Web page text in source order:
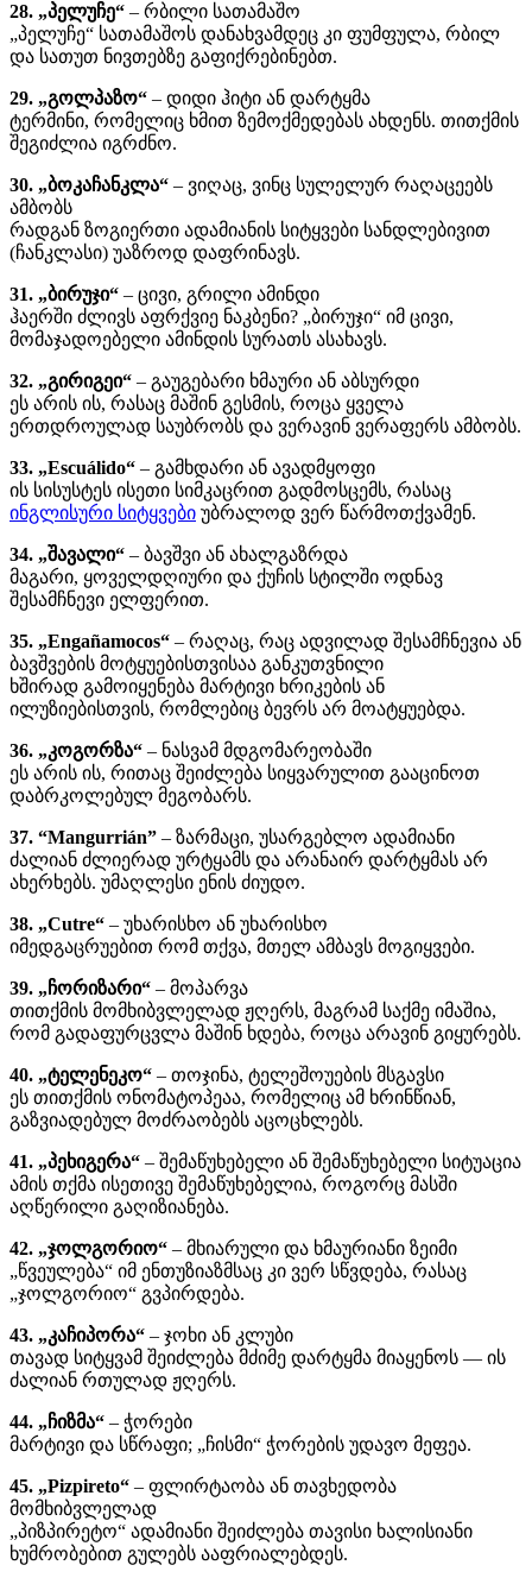
28. „პელუჩე“ – რბილი სათამაშო
„პელუჩე“ სათამაშოს დანახვამდეც კი ფუმფულა, რბილ
და სათუთ ნივთებზე გაფიქრებინებთ.
29. „გოლპაზო“ – დიდი ჰიტი ან დარტყმა
ტერმინი, რომელიც ხმით ზემოქმედებას ახდენს. თითქმის
შეგიძლია იგრძნო.
30. „ბოკაჩანკლა“ – ვიღაც, ვინც სულელურ რაღაცეებს ​​
ამბობს
რადგან ზოგიერთი ადამიანის სიტყვები სანდლებივით
(ჩანკლასი) უაზროდ დაფრინავს.
31. „ბირუჯი“ – ცივი, გრილი ამინდი
ჰაერში ძლივს აფრქვიე ნაკბენი? „ბირუჯი“ იმ ცივი,
მომაჯადოებელი ამინდის სურათს ასახავს.
32. „გირიგეი“ – გაუგებარი ხმაური ან აბსურდი
ეს არის ის, რასაც მაშინ გესმის, როცა ყველა
ერთდროულად საუბრობს და ვერავინ ვერაფერს ამბობს.
33. „Escuálido“ – გამხდარი ან ავადმყოფი
ის სისუსტეს ისეთი სიმკაცრით გადმოსცემს, რასაც
ინგლისური სიტყვები უბრალოდ ვერ წარმოთქვამენ.
34. „შავალი“ – ბავშვი ან ახალგაზრდა
მაგარი, ყოველდღიური და ქუჩის სტილში ოდნავ
შესამჩნევი ელფერით.
35. „Engañamocos“ – რაღაც, რაც ადვილად შესამჩნევია ან
ბავშვების მოტყუებისთვისაა განკუთვნილი
ხშირად გამოიყენება მარტივი ხრიკების ან
ილუზიებისთვის, რომლებიც ბევრს არ მოატყუებდა.
36. „კოგორზა“ – ნასვამ მდგომარეობაში
ეს არის ის, რითაც შეიძლება სიყვარულით გააცინოთ
დაბრკოლებულ მეგობარს.
37. “Mangurrián” – ზარმაცი, უსარგებლო ადამიანი
ძალიან ძლიერად ურტყამს და არანაირ დარტყმას არ
ახერხებს. უმაღლესი ენის ძიუდო.
38. „Cutre“ – უხარისხო ან უხარისხო
იმედგაცრუებით რომ თქვა, მთელ ამბავს მოგიყვები.
39. „ჩორიზარი“ – მოპარვა
თითქმის მომხიბვლელად ჟღერს, მაგრამ საქმე იმაშია,
რომ გადაფურცვლა მაშინ ხდება, როცა არავინ გიყურებს.
40. „ტელენეკო“ – თოჯინა, ტელეშოუების მსგავსი
ეს თითქმის ონომატოპეაა, რომელიც ამ ხრინწიან,
გაზვიადებულ მოძრაობებს აცოცხლებს.
41. „პეხიგერა“ – შემაწუხებელი ან შემაწუხებელი სიტუაცია
ამის თქმა ისეთივე შემაწუხებელია, როგორც მასში
აღწერილი გაღიზიანება.
42. „ჯოლგორიო“ – მხიარული და ხმაურიანი ზეიმი
„წვეულება“ იმ ენთუზიაზმსაც კი ვერ სწვდება, რასაც
„ჯოლგორიო“ გვპირდება.
43. „კაჩიპორა“ – ჯოხი ან კლუბი
თავად სიტყვამ შეიძლება მძიმე დარტყმა მიაყენოს — ის
ძალიან რთულად ჟღერს.
44. „ჩიზმა“ – ჭორები
მარტივი და სწრაფი; „ჩისმი“ ჭორების უდავო მეფეა.
45. „Pizpireto“ – ფლირტაობა ან თავხედობა
მომხიბვლელად
„პიზპირეტო“ ადამიანი შეიძლება თავისი ხალისიანი
ხუმრობებით გულებს ააფრიალებდეს.